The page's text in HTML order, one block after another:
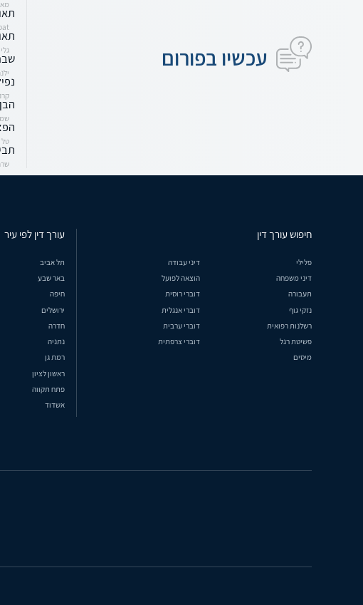
עכשיו בפורום
טל
חיפוש עורך דין
פלילי
דיני עבודה
דיני משפחה
הוצאה לפועל
תעבורה
דוברי רוסית
נזקי גוף
דוברי אנגלית
רשלנות רפואית
דוברי ערבית
פשיטת רגל
דוברי צרפתית
מיסים
עורך דין לפי עיר
תל אביב
באר שבע
חיפה
ירושלים
חדרה
נתניה
רמת גן
ראשון לציון
פתח תקווה
אשדוד